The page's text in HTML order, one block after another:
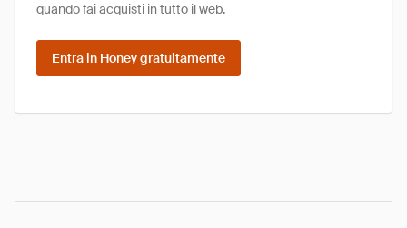
quando fai acquisti in tutto il web.
Entra in Honey gratuitamente